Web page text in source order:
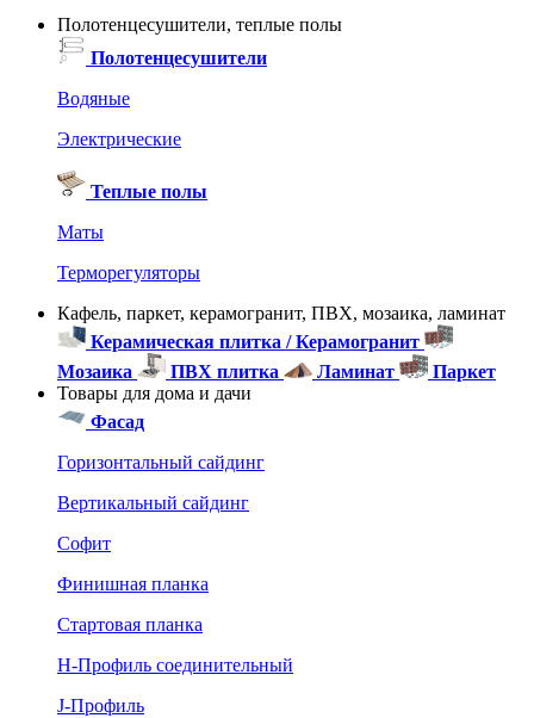
Полотенцесушители, теплые полы
Полотенцесушители
Водяные
Электрические
Теплые полы
Маты
Терморегуляторы
Кафель, паркет, керамогранит, ПВХ, мозаика, ламинат
Керамическая плитка / Керамогранит
Мозаика
ПВХ плитка Ламинат
Паркет
Товары для дома и дачи
Фасад
Горизонтальный сайдинг
Вертикальный сайдинг
Софит
Финишная планка
Стартовая планка
Н-Профиль соединительный
J-Профиль